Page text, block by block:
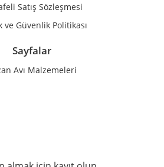
Satış Sözleşmesi
ve Güvenlik Politikası
Sayfalar
Avı Malzemeleri